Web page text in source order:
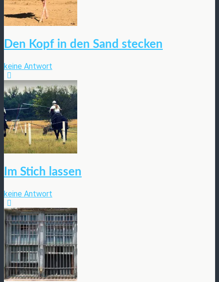
Den Kopf in den Sand stecken
keine Antwort
Im Stich lassen
keine Antwort